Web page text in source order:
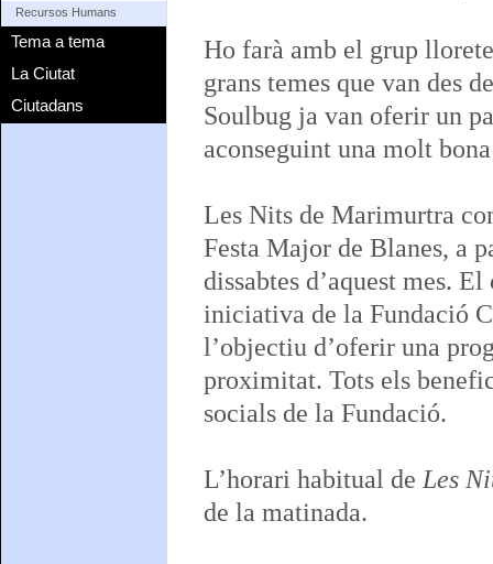
Recursos Humans
Tema a tema
La Ciutat
Ciutadans
Ho farà amb el grup
grans temes que van des
Soulbug ja van oferir un
aconseguint una molt
Les Nits de Marimurtra
Festa Major de Blanes, a
dissabtes d’aquest mes.
iniciativa de la Fundació
l’objectiu d’oferir una
proximitat. Tots els
socials de la Fundació.
L’horari habitual deLes
de la matinada.